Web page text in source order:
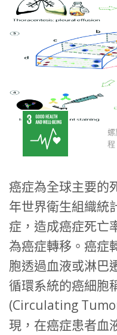
程
癌症為全球主要的
年世界衛生組織統
症，造成癌症死亡
為癌症轉移。癌症
胞透過血液或淋巴
循環系統的癌細胞
(Circulating
現，在癌症患者血